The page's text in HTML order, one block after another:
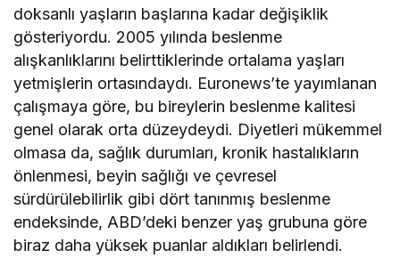
doksanlı yaşların başlarına kadar değişiklik
gösteriyordu. 2005 yılında beslenme
alışkanlıklarını belirttiklerinde ortalama yaşları
yetmişlerin ortasındaydı. Euronews’te yayımlanan
çalışmaya göre, bu bireylerin beslenme kalitesi
genel olarak orta düzeydeydi. Diyetleri mükemmel
olmasa da, sağlık durumları, kronik hastalıkların
önlenmesi, beyin sağlığı ve çevresel
sürdürülebilirlik gibi dört tanınmış beslenme
endeksinde, ABD’deki benzer yaş grubuna göre
biraz daha yüksek puanlar aldıkları belirlendi.